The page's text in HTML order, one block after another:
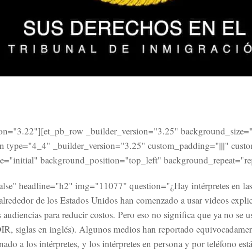
_builder_version="3.25"
type="4_4" _builder_version="3.25" custom_padding="|||"
background_position="top_left"
headline="h2" img="11077" question="¿Hay intérpretes en
de los Estados Unidos han comenzado a usar videos
para reducir costos. Pero eso no significa que ya no se
siglas en inglés). Algunos medios han reportado
a los intérpretes, y los intérpretes en persona y por teléfono